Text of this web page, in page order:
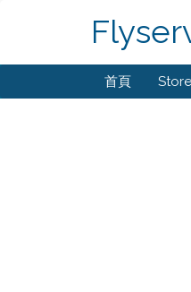
首頁 Store